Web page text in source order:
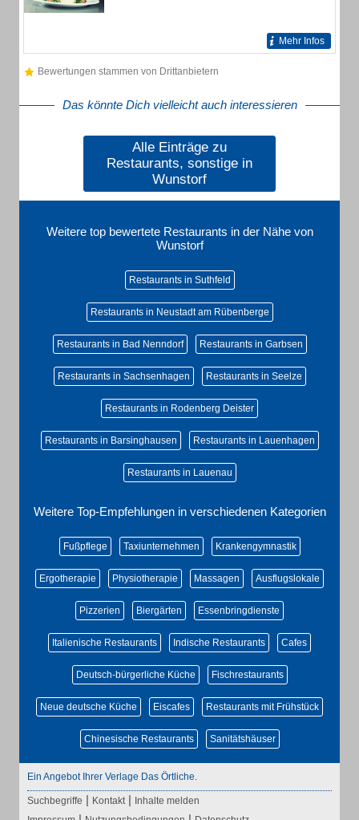
Mehr Infos
Bewertungen stammen von Drittanbietern
Das könnte Dich vielleicht auch interessieren
Alle Einträge zu
Restaurants, sonstige in
Wunstorf
Weitere top bewertete Restaurants in der Nähe von
Wunstorf
Restaurants in Suthfeld
Restaurants in Neustadt am Rübenberge
Restaurants in Bad Nenndorf Restaurants in Garbsen
Restaurants in Sachsenhagen Restaurants in Seelze
Restaurants in Rodenberg Deister
Restaurants in Barsinghausen Restaurants in Lauenhagen
Restaurants in Lauenau
Weitere Top-Empfehlungen in verschiedenen Kategorien
Fußpflege Taxiunternehmen Krankengymnastik
Ergotherapie Physiotherapie Massagen Ausflugslokale
Pizzerien Biergärten Essenbringdienste
Italienische Restaurants Indische Restaurants Cafes
Deutsch-bürgerliche Küche Fischrestaurants
Neue deutsche Küche Eiscafes Restaurants mit Frühstück
Chinesische Restaurants Sanitätshäuser
Ein Angebot Ihrer Verlage Das Örtliche.
Suchbegriffe | Kontakt | Inhalte melden